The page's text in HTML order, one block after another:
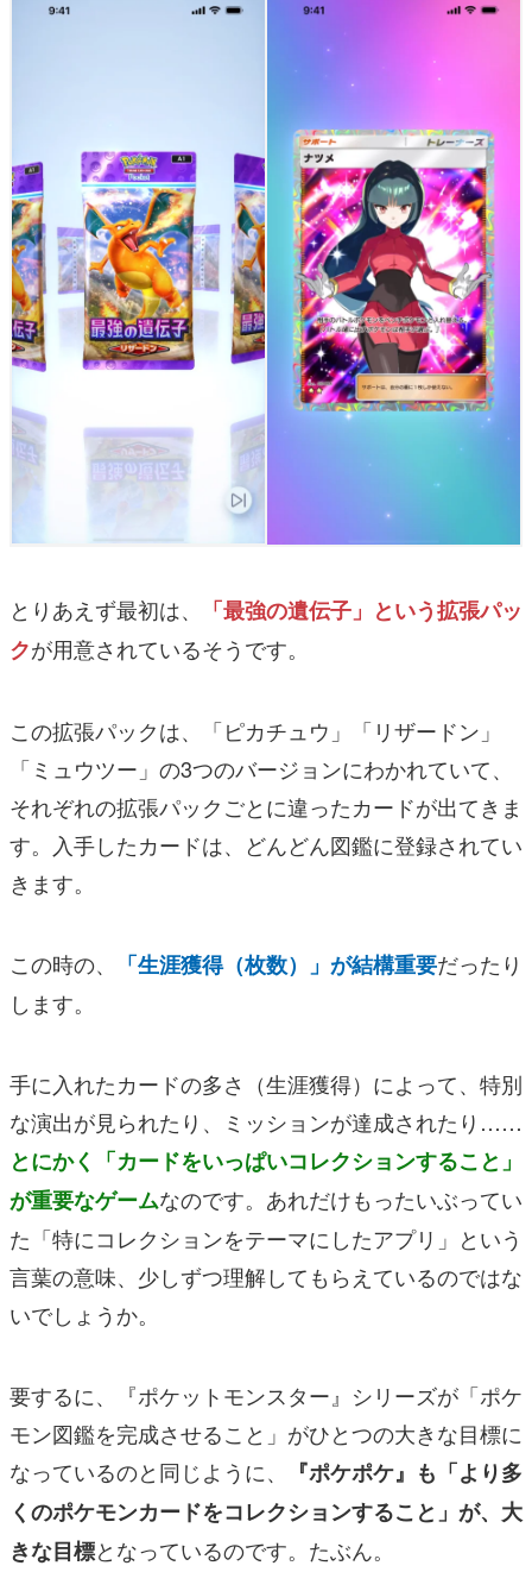
とりあえず最初は、
「最強の遺伝子」という拡張パッ
クが用意されているそうです。
この拡張パックは、「ピカチュウ」「リザードン」
「ミュウツー」の3つのバージョンにわかれていて、
それぞれの拡張パックごとに違ったカードが出てきま
す。入手したカードは、どんどん図鑑に登録されてい
きます。
この時の、 「生涯獲得（枚数）」が結構重要だったり
します。
手に入れたカードの多さ（生涯獲得）によって、特別
な演出が見られたり、ミッションが達成されたり……
とにかく「カードをいっぱいコレクションすること」
が重要なゲームなのです。あれだけもったいぶってい
た「特にコレクションをテーマにしたアプリ」という
言葉の意味、少しずつ理解してもらえているのではな
いでしょうか。
要するに、 『ポケットモンスター』 シリーズが「ポケ
モン図鑑を完成させること」がひとつの大きな目標に
なっているのと同じように、
『ポケポケ』も「より多
くのポケモンカードをコレクションすること」が、大
きな目標となっているのです。たぶん。